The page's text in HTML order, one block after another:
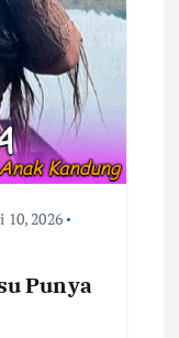
10, 2026
Punya